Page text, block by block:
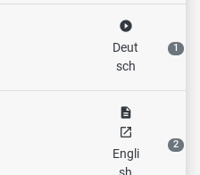
play_circle_filled
Deut
sch
1
description
open_in_new
Engli
2